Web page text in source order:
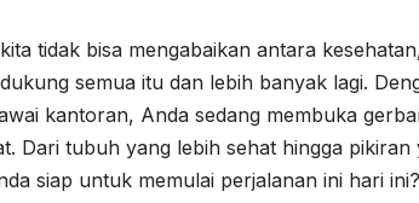
tidak bisa mengabaikan antara
semua itu dan lebih banyak lagi.
kantoran, Anda sedang membuka
Dari tubuh yang lebih sehat hingga
siap untuk memulai perjalanan ini hari ini?